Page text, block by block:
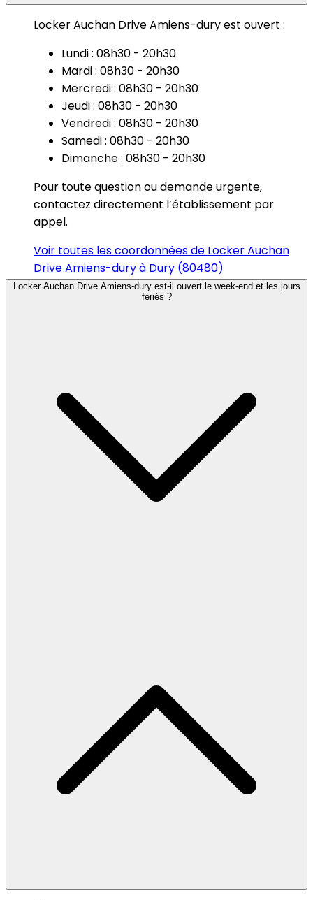
Locker Auchan Drive Amiens-dury est ouvert :
Lundi : 08h30 - 20h30
Mardi : 08h30 - 20h30
Mercredi : 08h30 - 20h30
Jeudi : 08h30 - 20h30
Vendredi : 08h30 - 20h30
Samedi : 08h30 - 20h30
Dimanche : 08h30 - 20h30
Pour toute question ou demande urgente,
contactez directement l’établissement par
appel.
Voir toutes les coordonnées de Locker Auchan
Drive Amiens-dury à Dury (80480)
Locker Auchan Drive Amiens-dury est-il ouvert le week-end et les jours
fériés ?